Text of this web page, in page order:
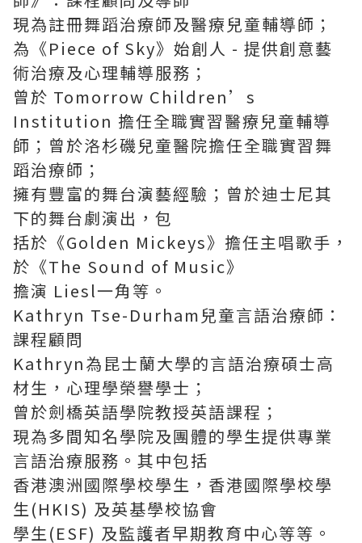
現為註冊舞蹈治療師及醫療兒童輔導師；
為《Piece of Sky》始創人 - 提供創意藝
術治療及心理輔導服務；
曾於 Tomorrow Children’s
Institution 擔任全職實習醫療兒童輔導
師；曾於洛杉磯兒童醫院擔任全職實習舞
蹈治療師；
擁有豐富的舞台演藝經驗；曾於迪士尼其
下的舞台劇演出，包
括於《Golden Mickeys》擔任主唱歌手，
於《The Sound of Music》
擔演 Liesl一角等。
Kathryn Tse-Durham兒童言語治療師：
課程顧問
Kathryn為昆士蘭大學的言語治療碩士高
材生，心理學榮譽學士；
曾於劍橋英語學院教授英語課程；
現為多間知名學院及團體的學生提供專業
言語治療服務。其中包括
香港澳洲國際學校學生，香港國際學校學
生(HKIS) 及英基學校協會
學生(ESF) 及監護者早期教育中心等等。